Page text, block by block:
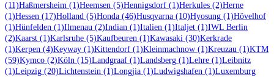
(11)Haßmersheim (1)Heemsen (5)Hennigsdorf (1)Herkules (2)Herne
(1)Hessen (17)Holland (5)Honda (46)Husqvarna (10)Hyosung (1)Hövelhof
(1)Hünfelden (1)Ilmenau (2)Indian (1)Italien (1)Italjet (1)IWL Berlin
(2)Kaarst (1)Karlsruhe (5)Kaufbeuren (1)Kawasaki (30)Kerkrade
(1)Kerpen (4)Keyway (1)Kittendorf (1)Kleinmachnow (1)Kreuzau (1)KTM
(59)Kymco (2)Köln (15)Landgraaf (1)Landsberg (1)Lehre (1)Leibnitz
(1)Leipzig (20)Lichtenstein (1)Longjia (1)Ludwigshafen (1)Luxemburg